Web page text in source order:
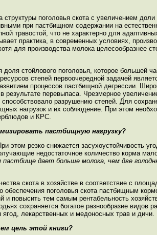
поголовья скота с увеличением
при пастбищном содержании на
травостой, что не характерно для
практика, в современных условиях,
для производства молока целесообразнее
стойлового поголовья, которое большей
степей первоочередной задачей
процессов пастбищной дегрессии.
перевыпаса. Чрезмерное
разрушению степей. Для
нагрузок и их соблюдение. При этом
и КРС.
пастбищную нагрузку?
этом резко снижается засухоустойчивость
недостаточное количество корма
дает больше молока, чем две
скота в хозяйстве в соответствие с
поголовья скота пастбищным
и повысить тем самым рентабельность
сохраняется богатое разнообразие видов
лекарственных и медоносных трав и дичи.
цель этой книги?